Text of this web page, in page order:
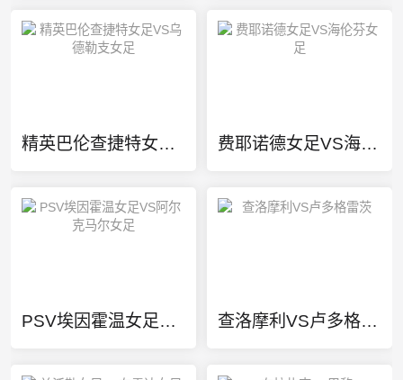
精英巴伦查捷特女足VS乌德勒支女足 费耶诺德女足VS海伦芬女足
PSV埃因霍温女足VS阿尔克马尔女足 查洛摩利VS卢多格雷茨